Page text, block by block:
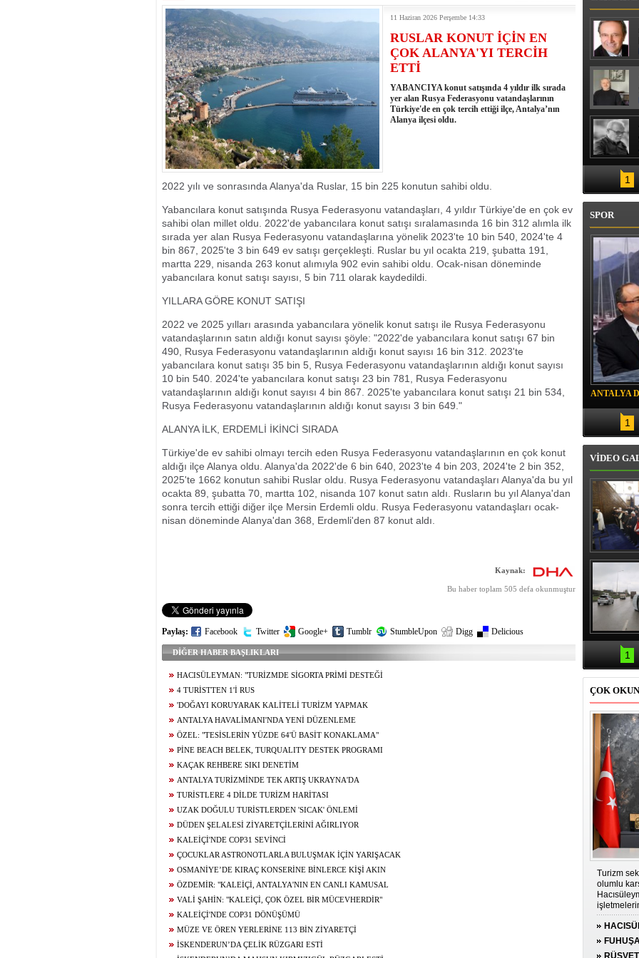
11 Haziran 2026 Perşembe 14:33
RUSLAR KONUT İÇİN EN
ÇOK ALANYA'YI TERCİH
ETTİ
YABANCIYA konut satışında 4 yıldır ilk sırada
yer alan Rusya Federasyonu vatandaşlarının
Türkiye'de en çok tercih ettiği ilçe, Antalya’nın
Alanya ilçesi oldu.
2022 yılı ve sonrasında Alanya'da Ruslar, 15 bin 225 konutun sahibi oldu.
Yabancılara konut satışında Rusya Federasyonu vatandaşları, 4 yıldır Türkiye'de en çok ev
sahibi olan millet oldu. 2022'de yabancılara konut satışı sıralamasında 16 bin 312 alımla ilk
sırada yer alan Rusya Federasyonu vatandaşlarına yönelik 2023'te 10 bin 540, 2024'te 4
bin 867, 2025'te 3 bin 649 ev satışı gerçekleşti. Ruslar bu yıl ocakta 219, şubatta 191,
martta 229, nisanda 263 konut alımıyla 902 evin sahibi oldu. Ocak-nisan döneminde
yabancılara konut satışı sayısı, 5 bin 711 olarak kaydedildi.
YILLARA GÖRE KONUT SATIŞI
2022 ve 2025 yılları arasında yabancılara yönelik konut satışı ile Rusya Federasyonu
vatandaşlarının satın aldığı konut sayısı şöyle: "2022'de yabancılara konut satışı 67 bin
490, Rusya Federasyonu vatandaşlarının aldığı konut sayısı 16 bin 312. 2023'te
yabancılara konut satışı 35 bin 5, Rusya Federasyonu vatandaşlarının aldığı konut sayısı
10 bin 540. 2024'te yabancılara konut satışı 23 bin 781, Rusya Federasyonu
vatandaşlarının aldığı konut sayısı 4 bin 867. 2025'te yabancılara konut satışı 21 bin 534,
Rusya Federasyonu vatandaşlarının aldığı konut sayısı 3 bin 649."
ALANYA İLK, ERDEMLİ İKİNCİ SIRADA
Türkiye'de ev sahibi olmayı tercih eden Rusya Federasyonu vatandaşlarının en çok konut
aldığı ilçe Alanya oldu. Alanya'da 2022'de 6 bin 640, 2023'te 4 bin 203, 2024'te 2 bin 352,
2025'te 1662 konutun sahibi Ruslar oldu. Rusya Federasyonu vatandaşları Alanya'da bu yıl
ocakta 89, şubatta 70, martta 102, nisanda 107 konut satın aldı. Rusların bu yıl Alanya'dan
sonra tercih ettiği diğer ilçe Mersin Erdemli oldu. Rusya Federasyonu vatandaşları ocak-
nisan döneminde Alanya'dan 368, Erdemli'den 87 konut aldı.
Kaynak:
Bu haber toplam 505 defa okunmuştur
Paylaş: Facebook Twitter Google+ Tumblr StumbleUpon Digg Delicious
DİĞER HABER BAŞLIKLARI
HACISÜLEYMAN: "TURİZMDE SİGORTA PRİMİ DESTEĞİ
GENİŞLETİLMELİ"
4 TURİSTTEN 1'İ RUS
'DOĞAYI KORUYARAK KALİTELİ TURİZM YAPMAK
MÜMKÜN'
ANTALYA HAVALİMANI'NDA YENİ DÜZENLEME
ÖZEL: "TESİSLERİN YÜZDE 64'Ü BASİT KONAKLAMA"
PİNE BEACH BELEK, TURQUALITY DESTEK PROGRAMI
KAPSAMINA ALINDI
KAÇAK REHBERE SIKI DENETİM
ANTALYA TURİZMİNDE TEK ARTIŞ UKRAYNA'DA
TURİSTLERE 4 DİLDE TURİZM HARİTASI
UZAK DOĞULU TURİSTLERDEN 'SICAK' ÖNLEMİ
DÜDEN ŞELALESİ ZİYARETÇİLERİNİ AĞIRLIYOR
KALEİÇİ'NDE COP31 SEVİNCİ
ÇOCUKLAR ASTRONOTLARLA BULUŞMAK İÇİN YARIŞACAK
OSMANİYE’DE KIRAÇ KONSERİNE BİNLERCE KİŞİ AKIN
ETTİÖZDEMİR: "KALEİÇİ, ANTALYA'NIN EN CANLI KAMUSAL
ALANLARINDAN BİRİ OLMALI"
VALİ ŞAHİN: "KALEİÇİ, ÇOK ÖZEL BİR MÜCEVHERDİR"
KALEİÇİ'NDE COP31 DÖNÜŞÜMÜ
MÜZE VE ÖREN YERLERİNE 113 BİN ZİYARETÇİ
İSKENDERUN’DA ÇELİK RÜZGARI ESTİ
1
SPOR
ANTALYA
DRON
1
VİDEO
Erbaş,
Veli
teravih
1
ÇOK
Turizm
olumlu
olduğunu
PRİMİ